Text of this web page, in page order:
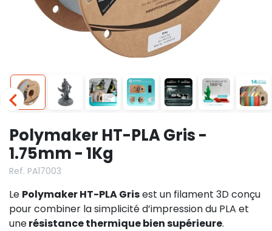
Polymaker HT-PLA Gris -
1.75mm - 1Kg
Ref. PA17003
Le Polymaker HT-PLA Grisest un filament 3D conçu
pour combiner la simplicité d’impression du PLA et
unerésistance thermique bien supérieure.